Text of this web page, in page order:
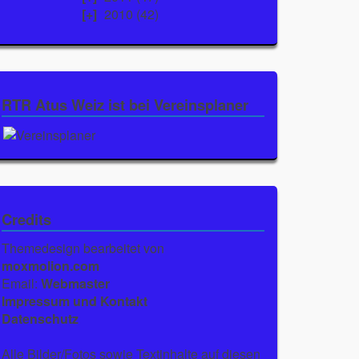
2010 (42)
RTR Atus Weiz ist bei Vereinsplaner
Credits
Themedesign bearbeitet von
moxmolion.com
Email: Webmaster
Impressum und Kontakt
Datenschutz
Alle Bilder/Fotos sowie Textinhalte auf diesen